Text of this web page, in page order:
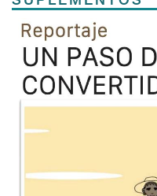
Previous